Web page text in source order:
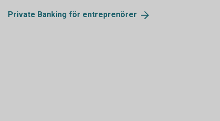
Private Banking för entreprenörer